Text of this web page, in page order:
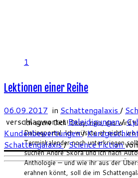
1
Ich suche Dich! Okay, nein, das wird
Datingportal. Ich wüsste eh nicht, wo
Terminkalender noch unterkriegen
suchen André Skora und ich nach
Anthologie — und wie ihr aus der
erahnen könnt, soll die im
Lektionen einer Reihe
06.09.2017 in Schattengalaxis /
verschlagwortetBeleidigungen/
Kundenbewertungen/
Schattengalaxis/Science Fiction